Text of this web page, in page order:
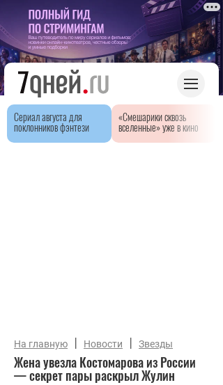
Сериал августа для
поклонников фэнтези
«Смешарики сквозь
вселенные» уже в кино
На главную | Новости | Звезды
Жена увезла Костомарова из России
— секрет пары раскрыл Жулин